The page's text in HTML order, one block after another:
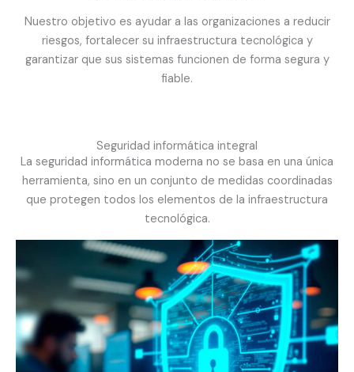
Nuestro objetivo es ayudar a las organizaciones a reducir
riesgos, fortalecer su infraestructura tecnológica y
garantizar que sus sistemas funcionen de forma segura y
fiable.
Seguridad informática integral
La seguridad informática moderna no se basa en una única
herramienta, sino en un conjunto de medidas coordinadas
que protegen todos los elementos de la infraestructura
tecnológica.